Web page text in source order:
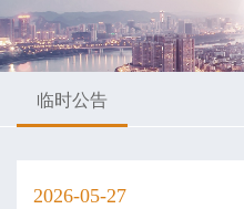
临时公告
2026-05-27